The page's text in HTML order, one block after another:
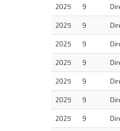
2025
9
2025
9
2025
9
2025
9
2025
9
2025
9
2025
9